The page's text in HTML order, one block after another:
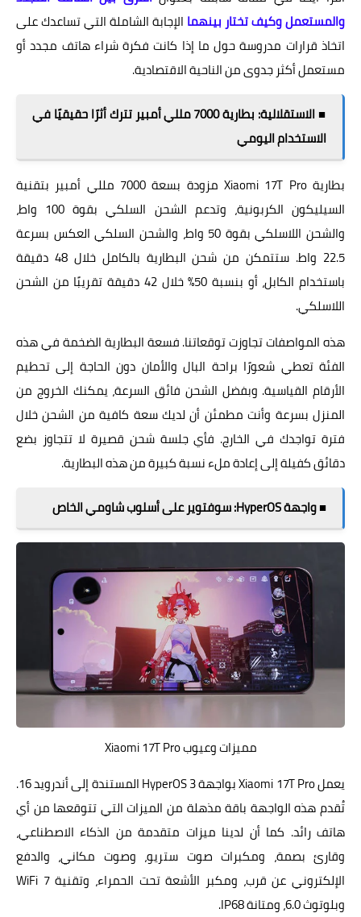
والمستعمل وكيف تختار بينهما الإجابة الشاملة التي تساعدك على
اتخاذ قرارات مدروسة حول ما إذا كانت فكرة شراء هاتف مجدد أو
مستعمل أكثر جدوى من الناحية الاقتصادية.
■ الاستقلالية: بطارية 7000 مللي أمبير تترك أثرًا حقيقيًا في
الاستخدام اليومي
بطارية Xiaomi 17T Pro مزودة بسعة 7000 مللي أمبير بتقنية
السيليكون الكربونية، وتدعم الشحن السلكي بقوة 100 واط،
والشحن اللاسلكي بقوة 50 واط، والشحن السلكي العكس بسرعة
22.5 واط. ستتمكن من شحن البطارية بالكامل خلال 48 دقيقة
باستخدام الكابل، أو بنسبة 50% خلال 42 دقيقة تقريبًا من الشحن
اللاسلكي.
هذه المواصفات تجاوزت توقعاتنا. فسعة البطارية الضخمة في هذه
الفئة تعطي شعورًا براحة البال والأمان دون الحاجة إلى تحطيم
الأرقام القياسية. وبفضل الشحن فائق السرعة، يمكنك الخروج من
المنزل بسرعة وأنت مطمئن أن لديك سعة كافية من الشحن خلال
فترة تواجدك في الخارج. فأي جلسة شحن قصيرة لا تتجاوز بضع
دقائق كفيلة إلى إعادة ملء نسبة كبيرة من هذه البطارية.
■ واجهة HyperOS: سوفتوير على أسلوب شاومي الخاص
مميزات وعيوب Xiaomi 17T Pro
يعمل Xiaomi 17T Pro بواجهة HyperOS 3 المستندة إلى أندرويد 16.
تُقدم هذه الواجهة باقة مذهلة من الميزات التي تتوقعها من أي
هاتف رائد. كما أن لدينا ميزات متقدمة من الذكاء الاصطناعي،
وقارئ بصمة، ومكبرات صوت ستريو، وصوت مكاني، والدفع
الإلكتروني عن قرب، ومكبر الأشعة تحت الحمراء، وتقنية WiFi 7
وبلوتوث 6.0، ومتانة IP68.